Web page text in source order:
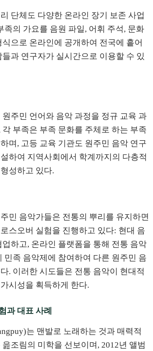
단체도 다양한 온라인 장기 보존 사업
족의 가요를 음원 파일, 어휘 주석, 문화
으로 온라인에 공개하여 전국에 흩어
과 연구자가 실시간으로 이용할 수 있
주민 언어와 음악 과정을 정규 교육 과
부족은 부족 문화를 주체로 하는 부족
며, 고등 교육 기관도 원주민 음악 연구
하여 지역사회에서 학계까지의 다층적
성하고 있다.
민 음악가들은 전통의 뿌리를 유지하면
스오버 실험을 진행하고 있다: 현대 음
하고, 온라인 플랫폼을 통해 전통 음악
민족 음악제에 참여하여 다른 원주민 음
. 이러한 시도들은 전통 음악이 현대적
시성을 획득하게 한다.
과 대표 사례
는 맨발로 노래하는 것과 매력적
조림의 미학을 선보이며, 2012년 앨범